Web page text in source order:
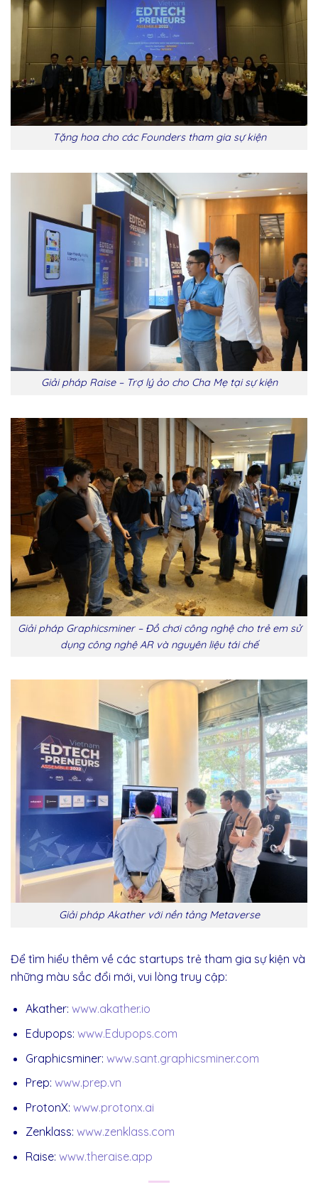
Tặng hoa cho các Founders tham gia sự kiện
Giải pháp Raise – Trợ lý ảo cho Cha Mẹ tại sự kiện
Giải pháp Graphicsminer – Đồ chơi công nghệ cho trẻ em sử
dụng công nghệ AR và nguyên liệu tái chế
Giải pháp Akather với nền tảng Metaverse
Để tìm hiểu thêm về các startups trẻ tham gia sự kiện và
những màu sắc đổi mới, vui lòng truy cập:
Akather: www.akather.io
Edupops: www.Edupops.com
Graphicsminer: www.sant.graphicsminer.com
Prep: www.prep.vn
ProtonX: www.protonx.ai
Zenklass: www.zenklass.com
Raise: www.theraise.app